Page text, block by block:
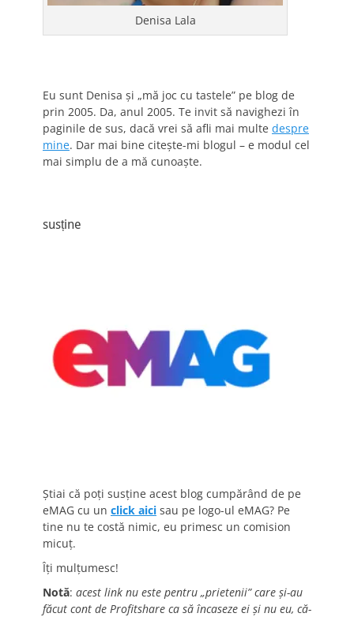
Denisa Lala
Eu sunt Denisa și „mă joc cu tastele” pe blog de
prin 2005. Da, anul 2005. Te invit să navighezi în
paginile de sus, dacă vrei să afli mai multe despre
mine. Dar mai bine citește-mi blogul – e modul cel
mai simplu de a mă cunoaște.
susține
Știai că poți susține acest blog cumpărând de pe
eMAG cu un click aici sau pe logo-ul eMAG? Pe
tine nu te costă nimic, eu primesc un comision
micuț.
Îți mulțumesc!
Notă: acest link nu este pentru „prietenii” care și-au
făcut cont de Profitshare ca să încaseze ei și nu eu, că-